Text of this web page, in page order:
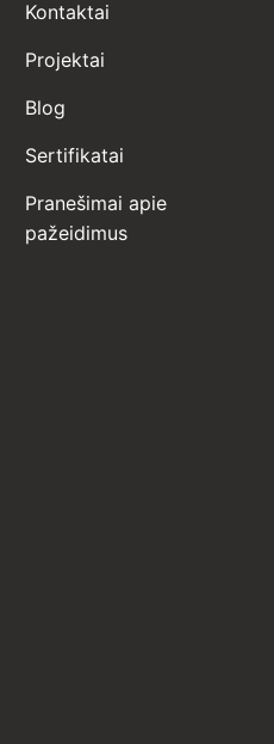
Kontaktai
Projektai
Blog
Sertifikatai
Pranešimai apie
pažeidimus